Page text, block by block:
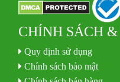
CHÍNH SÁCH
Quy định sử dụng
Chính sách bảo mật